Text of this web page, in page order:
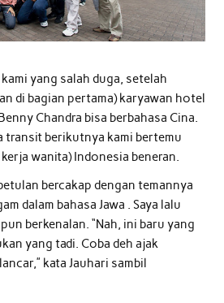
yang salah duga, setelah
di bagian pertama) karyawan hotel
Chandra bisa berbahasa Cina.
transit berikutnya kami bertemu
wanita) Indonesia beneran.
bercakap dengan temannya
dalam bahasa Jawa . Saya lalu
berkenalan. “Nah, ini baru yang
yang tadi. Coba deh ajak
kata Jauhari sambil